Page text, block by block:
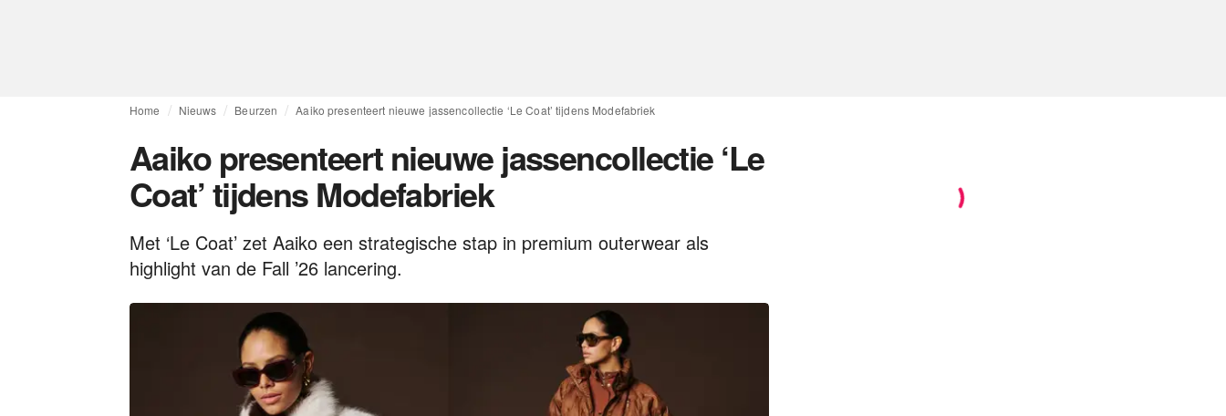
Home Nieuws Beurzen Aaiko presenteert nieuwe jassencollectie ‘Le Coat’ tijdens Modefabriek
Aaiko presenteert nieuwe jassencollectie ‘Le
Coat’ tijdens Modefabriek
Met ‘Le Coat’ zet Aaiko een strategische stap in premium outerwear als
highlight van de Fall ’26 lancering.